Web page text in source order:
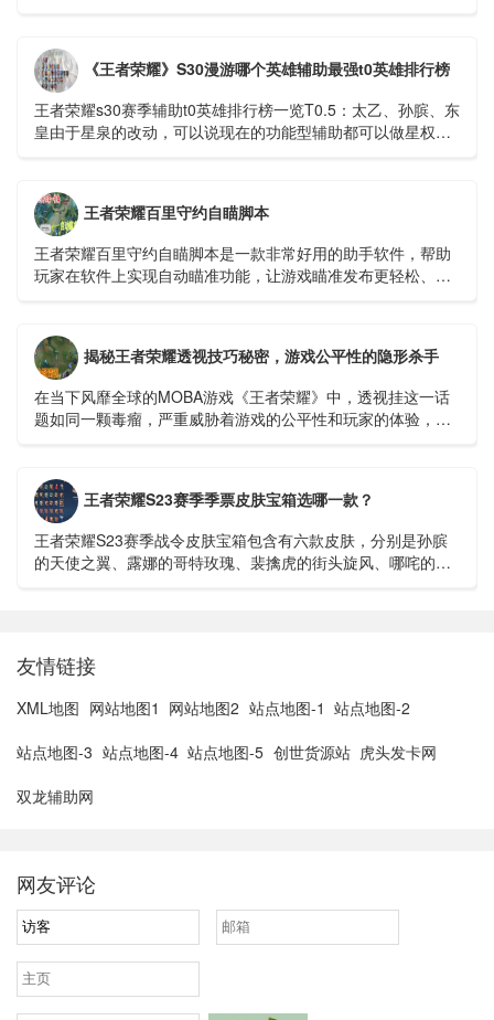
《王者荣耀》S30漫游哪个英雄辅助最强t0英雄排行榜
王者荣耀s30赛季辅助t0英雄排行榜一览​​​​​​​T0.5：太乙、孙膑、东
皇由于星泉的改动，可以说现在的功能型辅助都可以做星权，
王者荣耀百里守约自瞄脚本
王者荣耀百里守约自瞄脚本是一款非常好用的助手软件，帮助
玩家在软件上实现自动瞄准功能，让游戏瞄准发布更轻松、更
揭秘王者荣耀透视技巧秘密，游戏公平性的隐形杀手
在当下风靡全球的MOBA游戏《王者荣耀》中，透视挂这一话
题如同一颗毒瘤，严重威胁着游戏的公平性和玩家的体验，我
王者荣耀S23赛季季票皮肤宝箱选哪一款？
王者荣耀S23赛季战令皮肤宝箱包含有六款皮肤，分别是孙膑
的天使之翼、露娜的哥特玫瑰、裴擒虎的街头旋风、哪咤的三
友情链接
XML地图 网站地图1 网站地图2 站点地图-1 站点地图-2
站点地图-3 站点地图-4 站点地图-5 创世货源站 虎头发卡网
双龙辅助网
网友评论